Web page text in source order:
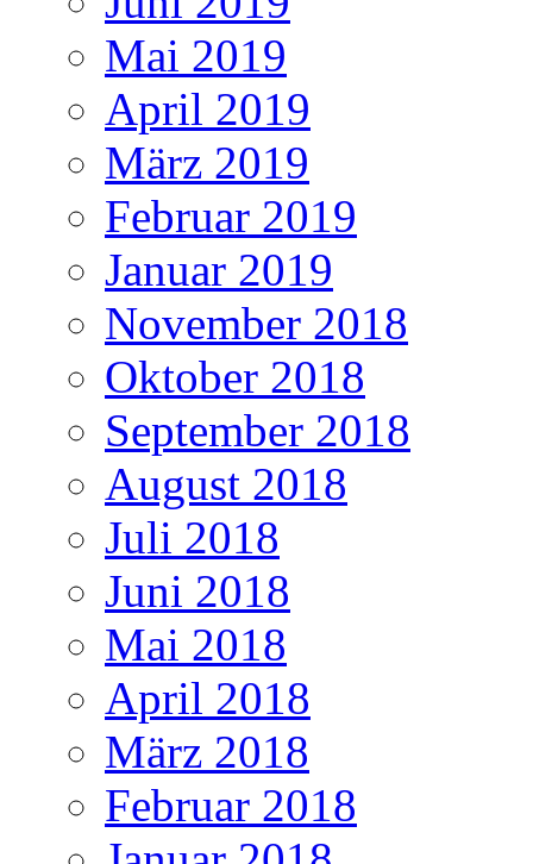
Mai 2019
April 2019
März 2019
Februar 2019
Januar 2019
November 2018
Oktober 2018
September 2018
August 2018
Juli 2018
Juni 2018
Mai 2018
April 2018
März 2018
Februar 2018